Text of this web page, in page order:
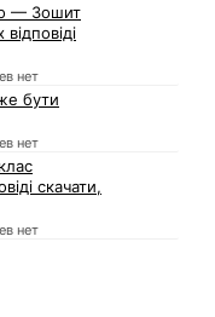
— Зошит
нет
бути
нет
скачати,
нет